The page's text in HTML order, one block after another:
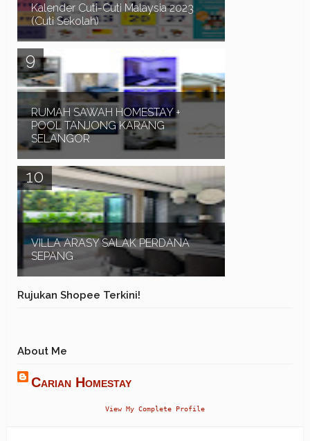
Kalender Cuti-Cuti Malaysia 2023
(Cuti Sekolah)
Kalender Cuti-Cuti Malaysia 2023 (cuti sekolah)
untuk rujukan seluruh rakyat Malaysia.
Terutamanya bagi mereka yang sedang
merancang percuti...
RUMAH SAWAH HOMESTAY +
POOL TANJONG KARANG
SELANGOR
Assalamualaikum dan Salam Sejahtera. RUMAH
SAWAH HOMESTAY + POOL TANJONG KARANG
SELANGOR merupakan rumah yang didirikan di
atas tanah lot y...
VILLA ARASY SALAK PERDANA
SEPANG
ARASY SALAK PERDANA SEPANG merupakan
Rujukan Shopee Terkini!
About Me
Carian Homestay
View My Complete Profile